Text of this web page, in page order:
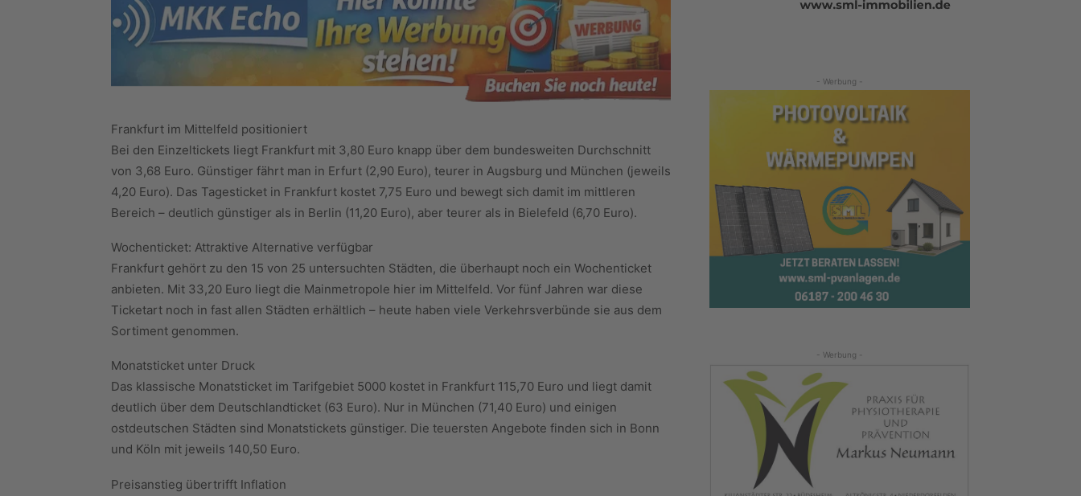
Frankfurt im Mittelfeld positioniert
Bei den Einzeltickets liegt Frankfurt mit 3,80 Euro knapp über dem bundesweiten Durchschnitt
von 3,68 Euro. Günstiger fährt man in Erfurt (2,90 Euro), teurer in Augsburg und München (jeweils
4,20 Euro). Das Tagesticket in Frankfurt kostet 7,75 Euro und bewegt sich damit im mittleren
Bereich – deutlich günstiger als in Berlin (11,20 Euro), aber teurer als in Bielefeld (6,70 Euro).
Wochenticket: Attraktive Alternative verfügbar
Frankfurt gehört zu den 15 von 25 untersuchten Städten, die überhaupt noch ein Wochenticket
anbieten. Mit 33,20 Euro liegt die Mainmetropole hier im Mittelfeld. Vor fünf Jahren war diese
Ticketart noch in fast allen Städten erhältlich – heute haben viele Verkehrsverbünde sie aus dem
Sortiment genommen.
Monatsticket unter Druck
Das klassische Monatsticket im Tarifgebiet 5000 kostet in Frankfurt 115,70 Euro und liegt damit
deutlich über dem Deutschlandticket (63 Euro). Nur in München (71,40 Euro) und einigen
ostdeutschen Städten sind Monatstickets günstiger. Die teuersten Angebote finden sich in Bonn
und Köln mit jeweils 140,50 Euro.
Preisanstieg übertrifft Inflation
- Werbung -
- Werbung -